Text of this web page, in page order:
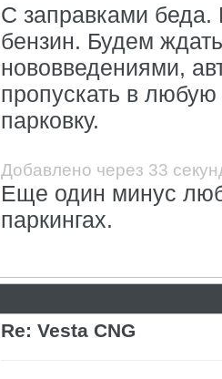
С заправками беда.
бензин. Будем
нововведениями,
пропускать в
парковку.
Добавлено через 33
Еще один минус
паркингах.
Re: Vesta CNG